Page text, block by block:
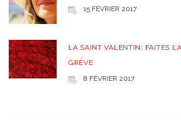
15 FÉVRIER 2017
LA SAINT VALENTIN: FAITES
GRÈVE
8 FÉVRIER 2017